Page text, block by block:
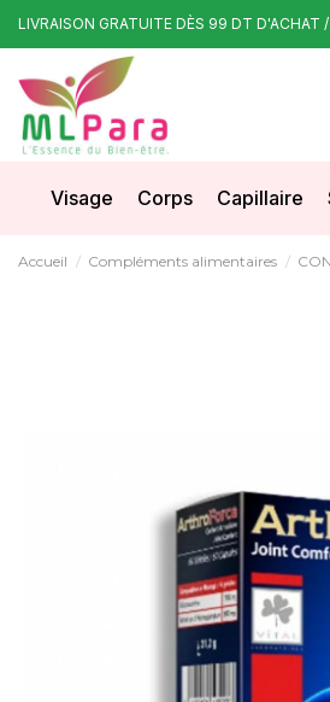
LIVRAISON GRATUITE DÈS 99 DT D'ACHAT
Visage Corps Capillaire
Accueil Compléments alimentaires